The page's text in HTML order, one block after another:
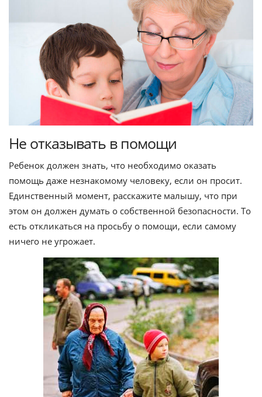
Не отказывать в помощи
Ребенок должен знать, что необходимо оказать
помощь даже незнакомому человеку, если он просит.
Единственный момент, расскажите малышу, что при
этом он должен думать о собственной безопасности. То
есть откликаться на просьбу о помощи, если самому
ничего не угрожает.